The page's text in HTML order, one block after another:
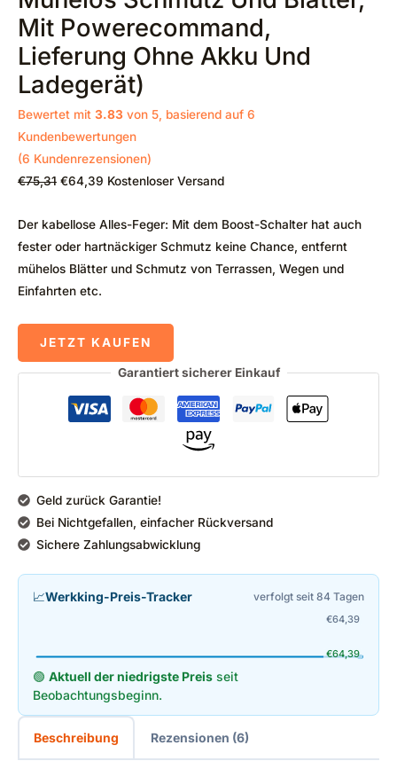
Mit Powerecommand,
Lieferung Ohne Akku Und
Ladegerät)
Bewertet mit 3.83 von 5, basierend auf 6
Kundenbewertungen
(6 Kundenrezensionen)
€75,31 €64,39 Kostenloser Versand
Der kabellose Alles-Feger: Mit dem Boost-Schalter hat auch
fester oder hartnäckiger Schmutz keine Chance, entfernt
mühelos Blätter und Schmutz von Terrassen, Wegen und
Einfahrten etc.
JETZT KAUFEN
Garantiert sicherer Einkauf
Geld zurück Garantie!
Bei Nichtgefallen, einfacher Rückversand
Sichere Zahlungsabwicklung
📈Werkking-Preis-Tracker verfolgt seit 84 Tagen
€64,39
€64,39
🟢 Aktuell der niedrigste Preis seit
Beobachtungsbeginn.
Beschreibung Rezensionen (6)